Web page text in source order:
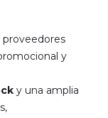
proveedores
y
y una amplia